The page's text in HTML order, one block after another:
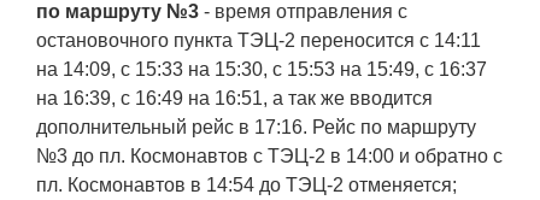
по маршруту №3 - время отправления с
остановочного пункта ТЭЦ-2 переносится с 14:11
на 14:09, с 15:33 на 15:30, с 15:53 на 15:49, с 16:37
на 16:39, с 16:49 на 16:51, а так же вводится
дополнительный рейс в 17:16. Рейс по маршруту
№3 до пл. Космонавтов с ТЭЦ-2 в 14:00 и обратно с
пл. Космонавтов в 14:54 до ТЭЦ-2 отменяется;